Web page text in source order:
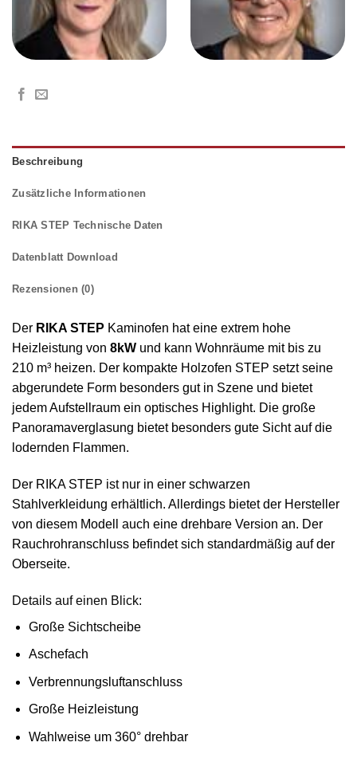
Beschreibung
Zusätzliche Informationen
RIKA STEP Technische Daten
Datenblatt Download
Rezensionen (0)
Der RIKA STEP Kaminofen hat eine extrem hohe
Heizleistung von 8kW und kann Wohnräume mit bis zu
210 m³ heizen. Der kompakte Holzofen STEP setzt seine
abgerundete Form besonders gut in Szene und bietet
jedem Aufstellraum ein optisches Highlight. Die große
Panoramaverglasung bietet besonders gute Sicht auf die
lodernden Flammen.
Der RIKA STEP ist nur in einer schwarzen
Stahlverkleidung erhältlich. Allerdings bietet der Hersteller
von diesem Modell auch eine drehbare Version an. Der
Rauchrohranschluss befindet sich standardmäßig auf der
Oberseite.
Details auf einen Blick:
Große Sichtscheibe
Aschefach
Verbrennungsluftanschluss
Große Heizleistung
Wahlweise um 360° drehbar